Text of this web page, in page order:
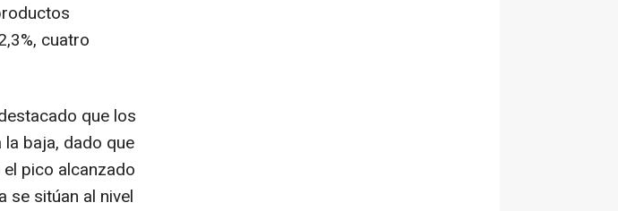
cuatro
que los
baja, dado que
pico alcanzado
se sitúan al nivel